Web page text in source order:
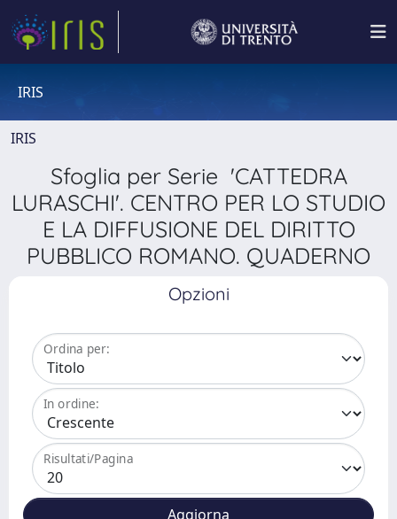
IRIS
IRIS
Sfoglia per Serie 'CATTEDRA
LURASCHI'. CENTRO PER LO STUDIO
E LA DIFFUSIONE DEL DIRITTO
PUBBLICO ROMANO. QUADERNO
Opzioni
Ordina per:
In ordine:
Risultati/Pagina